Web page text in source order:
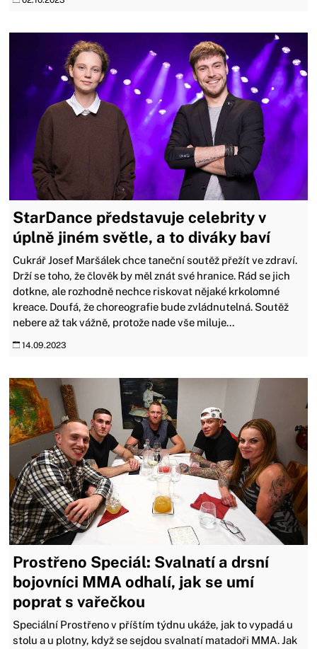
StarDance představuje celebrity v
úplně jiném světle, a to diváky baví
Cukrář Josef Maršálek chce taneční soutěž přežít ve zdraví.
Drží se toho, že člověk by měl znát své hranice. Rád se jich
dotkne, ale rozhodně nechce riskovat nějaké krkolomné
kreace. Doufá, že choreografie bude zvládnutelná. Soutěž
nebere až tak vážně, protože nade vše miluje...
14.09.2023
Prostřeno Speciál: Svalnatí a drsní
bojovníci MMA odhalí, jak se umí
poprat s vařečkou
Speciální Prostřeno v příštím týdnu ukáže, jak to vypadá u
stolu a u plotny, když se sejdou svalnatí matadoři MMA. Jak